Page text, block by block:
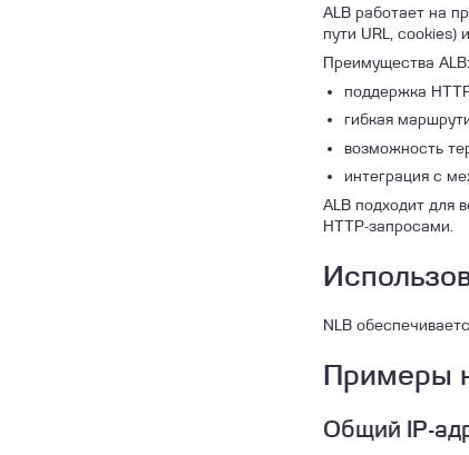
ALB работает на
пути URL, cookies)
Преимущества ALB:
поддержка
гибкая
возможность
интеграция с
ALB подходит для
HTTP-запросами.
NLB
Примеры
Общий IP-